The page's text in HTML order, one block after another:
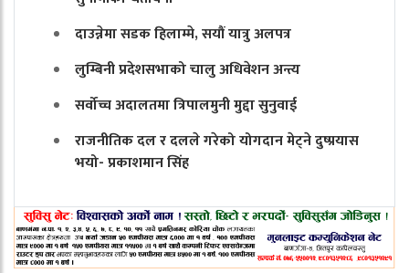
दाउन्नेमा सडक हिलाम्मे, सयौं यात्रु अलपत्र
लुम्बिनी प्रदेशसभाको चालु अधिवेशन अन्त्य
सर्वोच्च अदालतमा त्रिपालमुनी मुद्दा सुनुवाई
राजनीतिक दल र दलले गरेको योगदान मेट्ने दुष्प्रयास
भयो- प्रकाशमान सिंह